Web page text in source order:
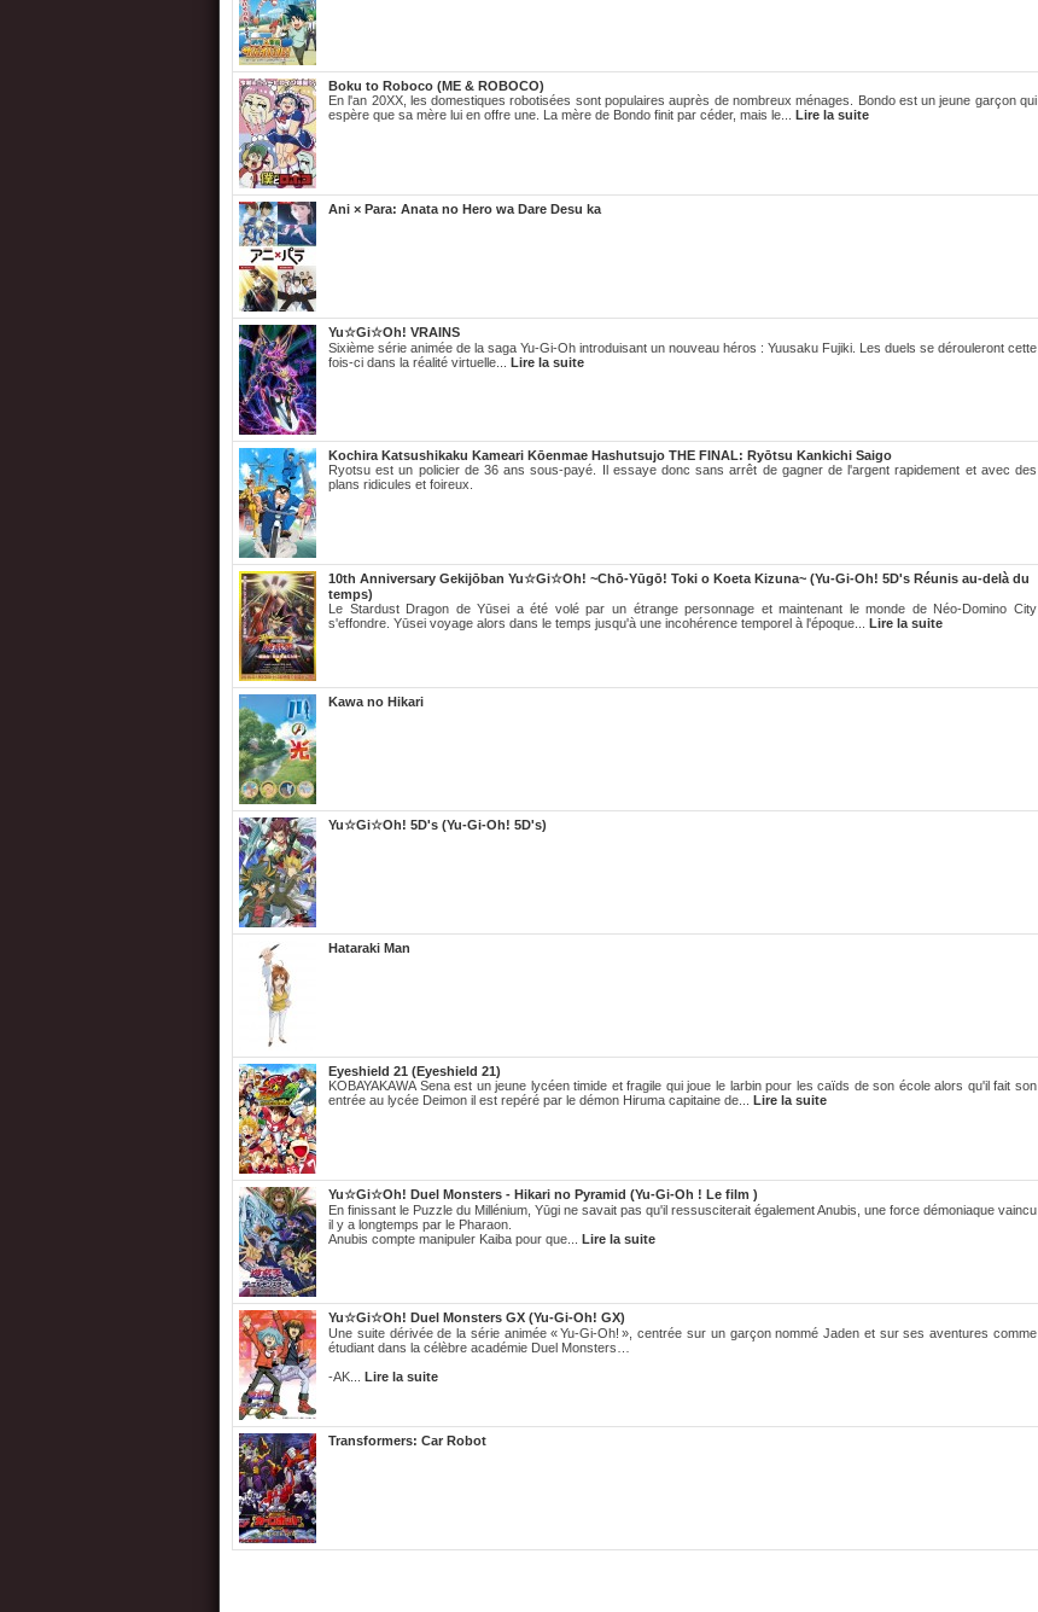
Boku to Roboco (ME & ROBOCO)
En l'an 20XX, les domestiques robotisées sont populaires auprès de nombreux ménages. Bondo est un jeune garçon qui
espère que sa mère lui en offre une. La mère de Bondo finit par céder, mais le... Lire la suite
Ani × Para: Anata no Hero wa Dare Desu ka
Yu☆Gi☆Oh! VRAINS
Sixième série animée de la saga Yu-Gi-Oh introduisant un nouveau héros : Yuusaku Fujiki. Les duels se dérouleront cette
fois-ci dans la réalité virtuelle... Lire la suite
Kochira Katsushikaku Kameari Kōenmae Hashutsujo THE FINAL: Ryōtsu Kankichi Saigo
Ryotsu est un policier de 36 ans sous-payé. Il essaye donc sans arrêt de gagner de l'argent rapidement et avec des
plans ridicules et foireux.
10th Anniversary Gekijōban Yu☆Gi☆Oh! ~Chō-Yūgō! Toki o Koeta Kizuna~ (Yu-Gi-Oh! 5D's Réunis au-delà du
temps)
Le Stardust Dragon de Yūsei a été volé par un étrange personnage et maintenant le monde de Néo-Domino City
s'effondre. Yūsei voyage alors dans le temps jusqu'à une incohérence temporel à l'époque... Lire la suite
Kawa no Hikari
Yu☆Gi☆Oh! 5D's (Yu-Gi-Oh! 5D's)
Hataraki Man
Eyeshield 21 (Eyeshield 21)
KOBAYAKAWA Sena est un jeune lycéen timide et fragile qui joue le larbin pour les caïds de son école alors qu'il fait son
entrée au lycée Deimon il est repéré par le démon Hiruma capitaine de... Lire la suite
Yu☆Gi☆Oh! Duel Monsters - Hikari no Pyramid (Yu-Gi-Oh ! Le film )
En finissant le Puzzle du Millénium, Yūgi ne savait pas qu'il ressusciterait également Anubis, une force démoniaque vaincu
il y a longtemps par le Pharaon.
Anubis compte manipuler Kaiba pour que... Lire la suite
Yu☆Gi☆Oh! Duel Monsters GX (Yu-Gi-Oh! GX)
Une suite dérivée de la série animée « Yu-Gi-Oh! », centrée sur un garçon nommé Jaden et sur ses aventures comme
étudiant dans la célèbre académie Duel Monsters…
-AK... Lire la suite
Transformers: Car Robot